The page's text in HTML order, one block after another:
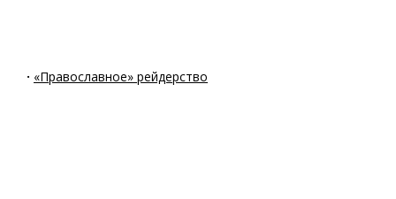
· «Православное» рейдерство